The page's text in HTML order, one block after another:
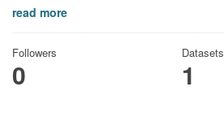
read more
Followers
0
Datasets
1